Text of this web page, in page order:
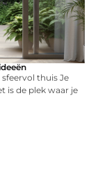
thuis Je
is de plek waar je